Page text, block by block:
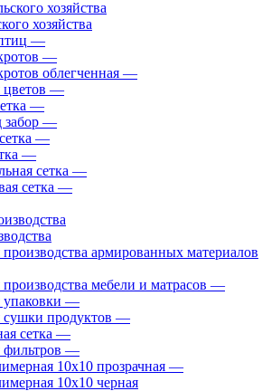
хозяйства
—
—
облегченная —
—
—
забор —
—
—
сетка —
сетка —
производства армированных материалов
мебели и матрасов —
—
сушки продуктов —
сетка —
—
10х10 прозрачная —
10х10 черная